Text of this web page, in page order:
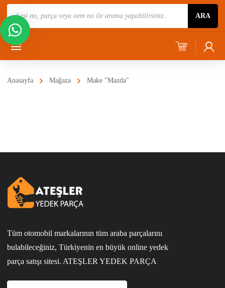
Ara
ARA
Anasayfa Mağaza Make "Mazda"
Tüm otomobil markalarının tüm araba parçalarını
bulabileceğiniz, Türkiyenin en büyük online yedek
parça satışı sitesi. ATEŞLER YEDEK PARÇA